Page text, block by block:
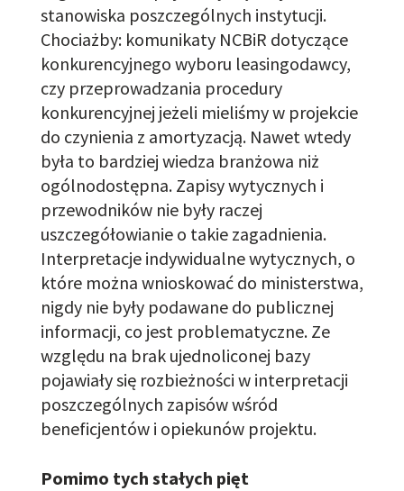
stanowiska poszczególnych instytucji.
Chociażby: komunikaty NCBiR dotyczące
konkurencyjnego wyboru leasingodawcy,
czy przeprowadzania procedury
konkurencyjnej jeżeli mieliśmy w projekcie
do czynienia z amortyzacją. Nawet wtedy
była to bardziej wiedza branżowa niż
ogólnodostępna. Zapisy wytycznych i
przewodników nie były raczej
uszczegółowianie o takie zagadnienia.
Interpretacjeindywidualnewytycznych, o
które można wnioskować do ministerstwa,
nigdy nie były podawane do publicznej
informacji, co jest problematyczne. Ze
względu na brak ujednoliconej bazy
pojawiały się rozbieżności w interpretacji
poszczególnych zapisów wśród
beneficjentów i opiekunów projektu.
Pomimo tych stałych pięt